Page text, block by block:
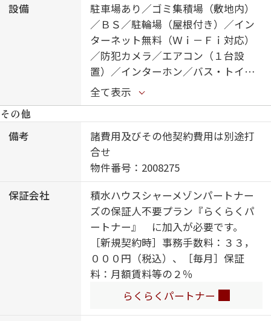
設備
駐車場あり／ゴミ集積場（敷地内）
／ＢＳ／駐輪場（屋根付き）／イン
ターネット無料（Ｗｉ－Ｆｉ対応）
／防犯カメラ／エアコン（１台設
置）／インターホン／バス・トイレ
（セパレイト）／洗面化粧台／洗濯
機置場（室内）／バルコニー／トイ
レ（温水洗浄便座）／玄関鍵（オプ
ナス）／ＩＨクッキングヒーター／
都市ガス
全て表示
その他
備考
諸費用及びその他契約費用は別途打
合せ
物件番号：2008275
保証会社
積水ハウスシャーメゾンパートナー
ズの保証人不要プラン『らくらくパ
ートナー』 に加入が必要です。
［新規契約時］事務手数料：３３，
０００円（税込）、［毎月］保証
料：月額賃料等の２％
らくらくパートナー